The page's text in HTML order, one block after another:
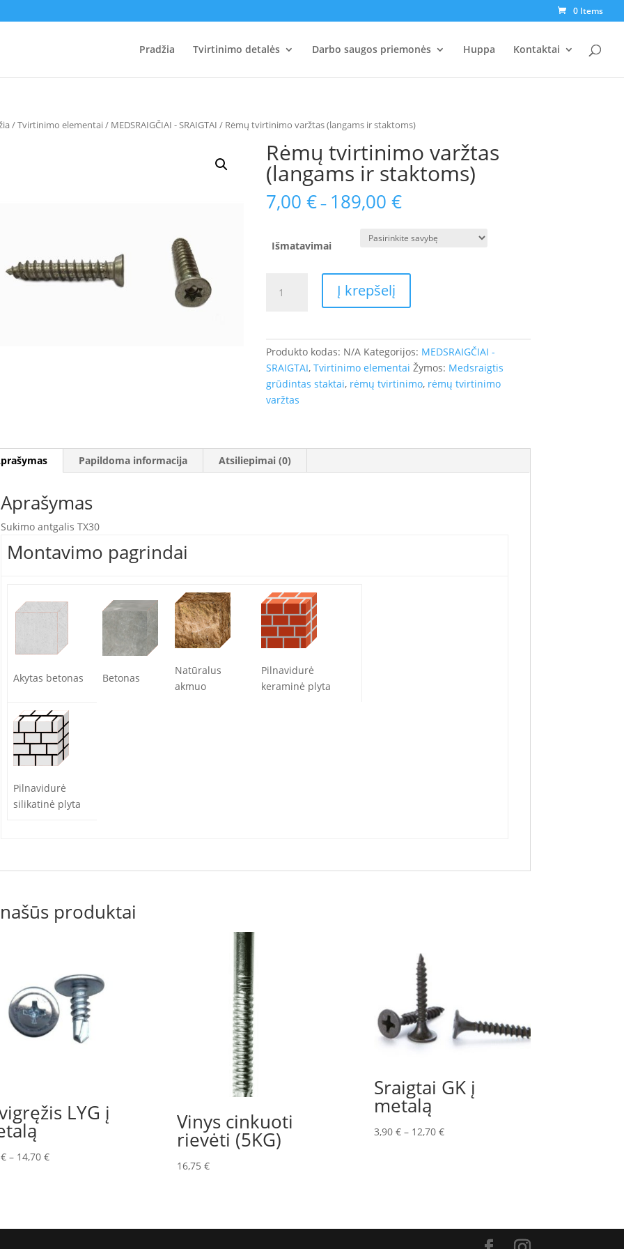
0 Items
Pradžia Tvirtinimo detalės Darbo saugos priemonės Huppa Kontaktai
/Tvirtinimo elementai/ MEDSRAIGČIAI - SRAIGTAI / Rėmų tvirtinimo varžtas (langams ir staktoms)
Rėmų tvirtinimo varžtas
(langams ir staktoms)
7,00 €– 189,00 €
Išmatavimai
kiekis:
varžtas
staktoms)
Į krepšelį
Produkto kodas: N/A Kategorijos: MEDSRAIGČIAI -
SRAIGTAI, Tvirtinimo elementai Žymos: Medsraigtis
grūdintas staktai, rėmų tvirtinimo, rėmų tvirtinimo
varžtas
Papildoma informacija Atsiliepimai (0)
Aprašymas
Sukimo antgalis TX30
Montavimo pagrindai
Akytas betonas Betonas
Natūralus
akmuo
Pilnavidurė
keraminė plyta
Pilnavidurė
silikatinė plyta
produktai
LYG į
€– 14,70 €
Vinys cinkuoti
rievėti (5KG)
16,75 €
Sraigtai GK į
metalą
3,90€ – 12,70€